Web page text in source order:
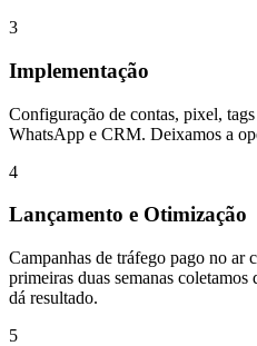
3
Implementação
Configuração de contas, pixel,
WhatsApp e CRM. Deixamos a
4
Lançamento e Otimização
Campanhas de tráfego pago no ar
primeiras duas semanas
dá resultado.
5